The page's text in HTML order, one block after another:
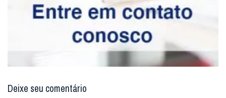
Deixe seu comentário